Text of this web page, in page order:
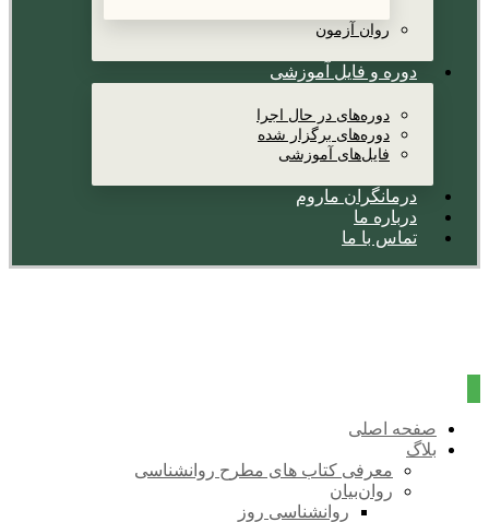
روان آزمون
دوره و فایل آموزشی
دوره‌های در حال اجرا
دوره‌های برگزار شده
فایل‌های آموزشی
درمانگران ماروم
درباره ما
تماس با ما
صفحه اصلی
بلاگ
معرفی کتاب های مطرح روانشناسی
روان‌بیان
روانشناسی روز